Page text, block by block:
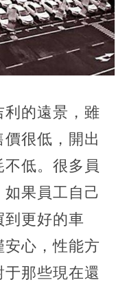
的遠景，雖
很低，開出
低。很多員
果員工自己
到更好的車
心，性能方
那些現在還